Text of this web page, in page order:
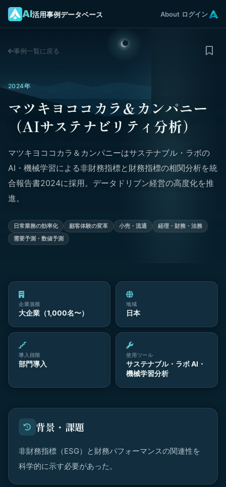
AI活用事例データベース About ログイン
事例一覧に戻る
2024年
マツキヨココカラ＆カンパニー
（AIサステナビリティ分析）
マツキヨココカラ＆カンパニーはサステナブル・ラボの
AI・機械学習による非財務指標と財務指標の相関分析を統
合報告書2024に採用。データドリブン経営の高度化を推
進。
日常業務の効率化 顧客体験の変革 小売・流通
経理・財務・法務
需要予測・数値予測
企業規模
大企業（1,000名〜）
地域
日本
導入段階
部門導入
使用ツール
サステナブル・ラボ AI・
機械学習分析
背景・課題
非財務指標（ESG）と財務パフォーマンスの関連性を
科学的に示す必要があった。